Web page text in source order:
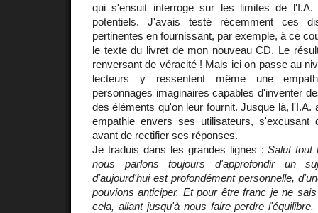
qui s'ensuit interroge sur les limites de l'I.A.
potentiels. J'avais testé récemment ces
pertinentes en fournissant, par exemple, à ce
le texte du livret de mon nouveau CD. Le
renversant de véracité ! Mais ici on passe au
lecteurs y ressentent même une
personnages imaginaires capables d'inventer
des éléments qu'on leur fournit. Jusque là, l'I.A.
empathie envers ses utilisateurs, s'excusant
avant de rectifier ses réponses.
Je traduis dans les grandes lignes :Salut tout
nous parlons toujours d'approfondir un
d'aujourd'hui est profondément personnelle,
pouvions anticiper. Et pour être franc je ne
cela, allant jusqu'à nous faire perdre